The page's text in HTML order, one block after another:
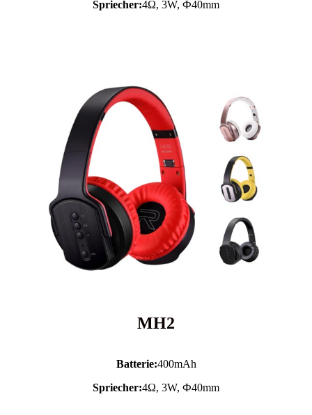
Spriecher:4Ω, 3W, Ф40mm
MH2
Batterie:400mAh
Spriecher:4Ω, 3W, Ф40mm